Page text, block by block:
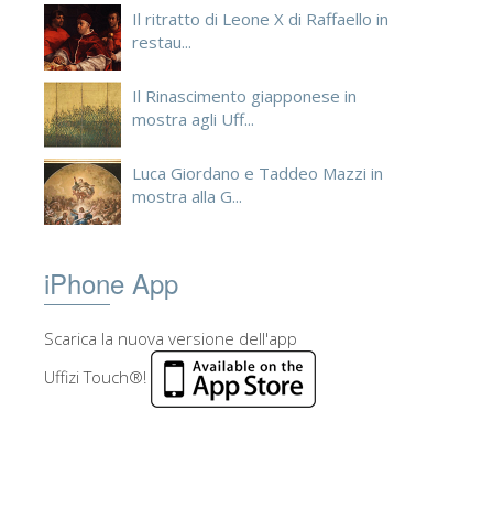
Il ritratto di Leone X di Raffaello in
restau...
Il Rinascimento giapponese in
mostra agli Uff...
Luca Giordano e Taddeo Mazzi in
mostra alla G...
iPhone App
Scarica la nuova versione dell'app
Uffizi Touch®!